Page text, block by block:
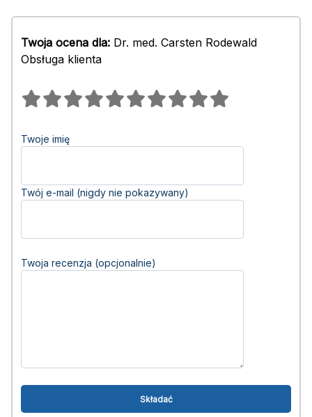
Twoja ocena dla: Dr. med. Carsten Rodewald
Obsługa klienta
Twoje imię
Twój e-mail (nigdy nie pokazywany)
Twoja recenzja (opcjonalnie)